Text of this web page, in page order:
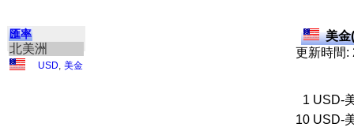
匯率
北美洲
USD 美金
美金
更新時間:
1 USD-
10 USD-